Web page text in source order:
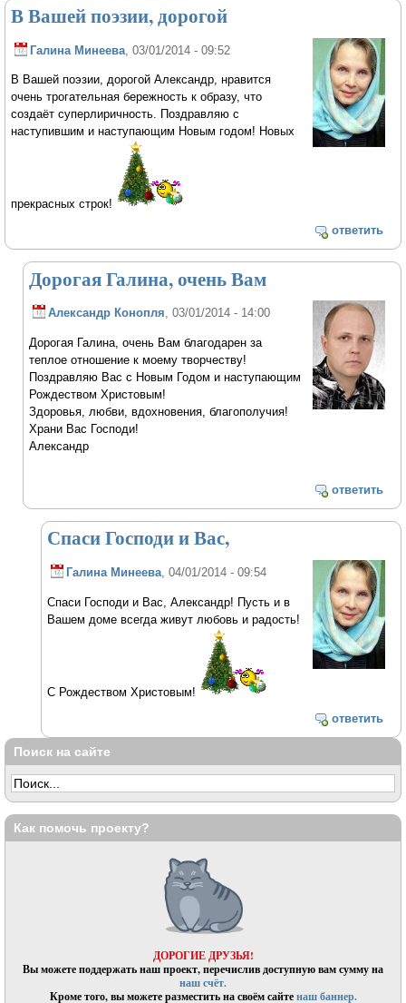
В Вашей поэзии, дорогой
Галина Минеева , 03/01/2014 - 09:52
В Вашей поэзии, дорогой Александр, нравится
очень трогательная бережность к образу, что
создаёт суперлиричность. Поздравляю с
наступившим и наступающим Новым годом! Новых
прекрасных строк!
ответить
Дорогая Галина, очень Вам
Александр Конопля, 03/01/2014 - 14:00
Дорогая Галина, очень Вам благодарен за
теплое отношение к моему творчеству!
Поздравляю Вас с Новым Годом и наступающим
Рождеством Христовым!
Здоровья, любви, вдохновения, благополучия!
Храни Вас Господи!
Александр
ответить
Спаси Господи и Вас,
Галина Минеева, 04/01/2014 - 09:54
Спаси Господи и Вас, Александр! Пусть и в
Вашем доме всегда живут любовь и радость!
С Рождеством Христовым!
ответить
Поиск на сайте
Как помочь проекту?
ДОРОГИЕ ДРУЗЬЯ!
Вы можете поддержать наш проект, перечислив доступную вам сумму на
наш счёт.
Кроме того, вы можете разместить на своём сайтенаш баннер.